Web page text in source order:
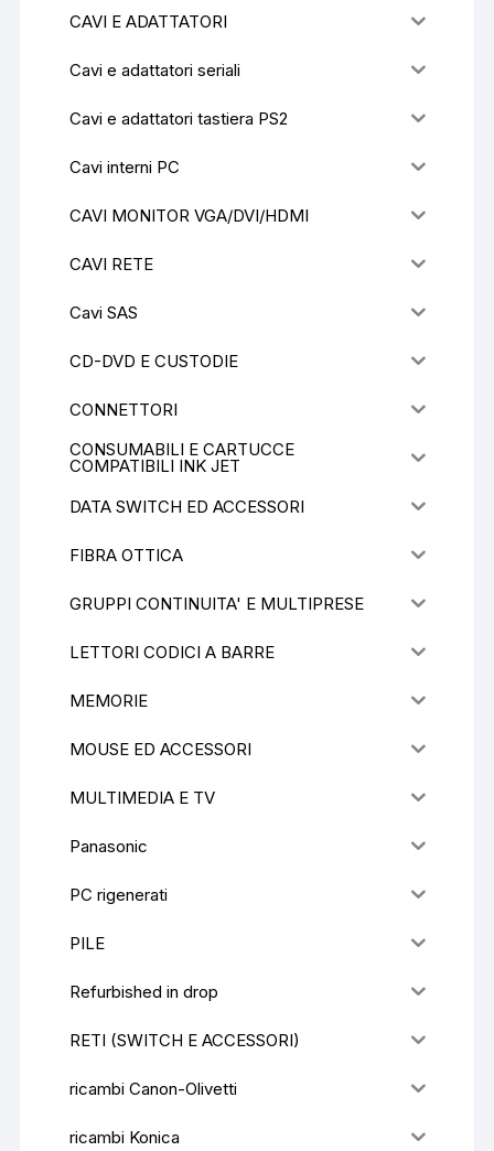
CAVI E ADATTATORI
Cavi e adattatori seriali
Cavi e adattatori tastiera PS2
Cavi interni PC
CAVI MONITOR VGA/DVI/HDMI
CAVI RETE
Cavi SAS
CD-DVD E CUSTODIE
CONNETTORI
CONSUMABILI E CARTUCCE
COMPATIBILI INK JET
DATA SWITCH ED ACCESSORI
FIBRA OTTICA
GRUPPI CONTINUITA' E MULTIPRESE
LETTORI CODICI A BARRE
MEMORIE
MOUSE ED ACCESSORI
MULTIMEDIA E TV
Panasonic
PC rigenerati
PILE
Refurbished in drop
RETI (SWITCH E ACCESSORI)
ricambi Canon-Olivetti
ricambi Konica